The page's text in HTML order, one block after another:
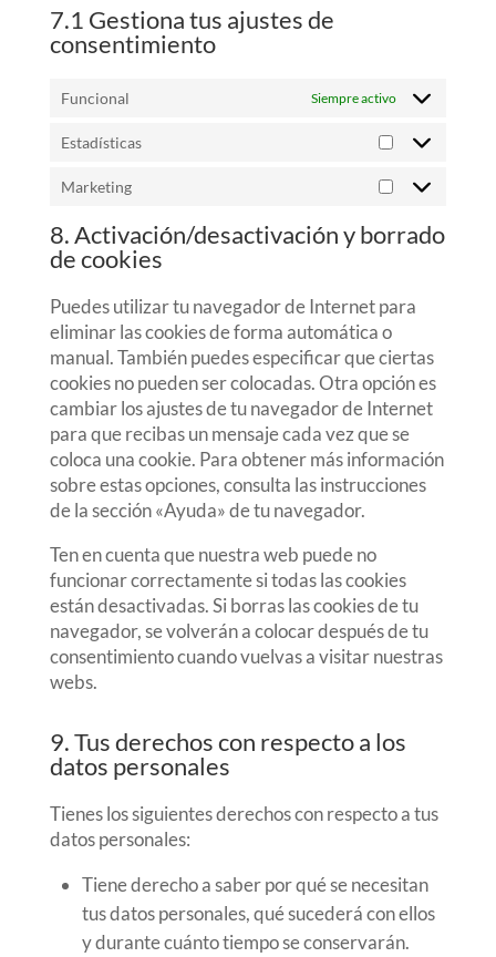
7.1 Gestiona tus ajustes de
consentimiento
Funcional Siempre activo
Estadísticas
Estadísticas
Marketing
Marketing
8. Activación/desactivación y borrado
de cookies
Puedes utilizar tu navegador de Internet para
eliminar las cookies de forma automática o
manual. También puedes especificar que ciertas
cookies no pueden ser colocadas. Otra opción es
cambiar los ajustes de tu navegador de Internet
para que recibas un mensaje cada vez que se
coloca una cookie. Para obtener más información
sobre estas opciones, consulta las instrucciones
de la sección «Ayuda» de tu navegador.
Ten en cuenta que nuestra web puede no
funcionar correctamente si todas las cookies
están desactivadas. Si borras las cookies de tu
navegador, se volverán a colocar después de tu
consentimiento cuando vuelvas a visitar nuestras
webs.
9. Tus derechos con respecto a los
datos personales
Tienes los siguientes derechos con respecto a tus
datos personales:
Tiene derecho a saber por qué se necesitan
tus datos personales, qué sucederá con ellos
y durante cuánto tiempo se conservarán.